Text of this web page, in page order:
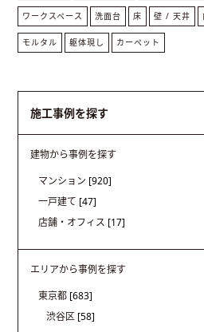
ワークスペース 洗面台 床 壁 / 天井
モルタル 躯体現し カーペット
施工事例を探す
建物から事例を探す
マンション [920]
一戸建て [47]
店舗・オフィス [17]
エリアから事例を探す
東京都 [683]
渋谷区 [58]